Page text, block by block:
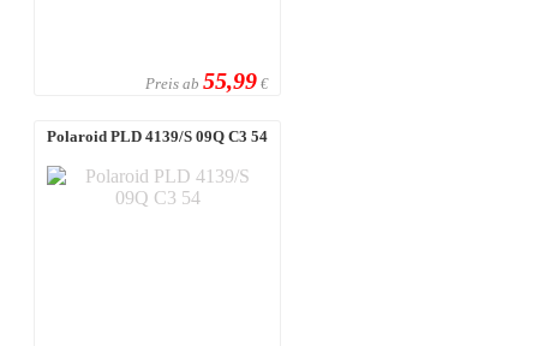
Preis ab 55,99 €
Polaroid PLD 4139/S 09Q C3 54